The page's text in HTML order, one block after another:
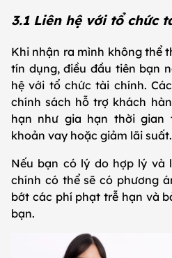
3.1 Liên hệ với tổ chức
Khi nhận ra mình không thể
tín dụng, điều đầu tiên bạn
hệ với tổ chức tài chính.
chính sách hỗ trợ khách
hạn như gia hạn thời gian
khoản vay hoặc giảm lãi suất.
Nếu bạn có lý do hợp lý và
chính có thể sẽ có phương
bớt các phí phạt trễ hạn và
bạn.